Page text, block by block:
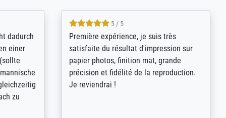
sich
(ein
-
4.8 / 5
Qualité absolument irréprochable.
Extraordinaire diversité des thèmes
abordés et personnalisation des
demandes (recadrage, réajustement des
couleurs). Relation clientèle parfaite.